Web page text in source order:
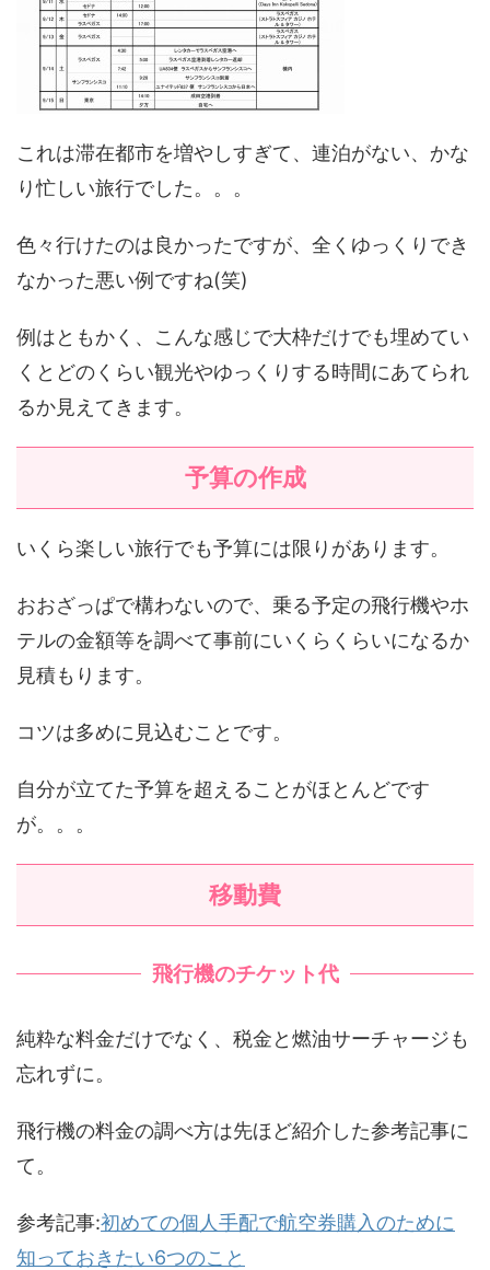
これは滞在都市を増やしすぎて、連泊がない、かな
り忙しい旅行でした。。。
色々行けたのは良かったですが、全くゆっくりでき
なかった悪い例ですね(笑)
例はともかく、こんな感じで大枠だけでも埋めてい
くとどのくらい観光やゆっくりする時間にあてられ
るか見えてきます。
予算の作成
いくら楽しい旅行でも予算には限りがあります。
おおざっぱで構わないので、乗る予定の飛行機やホ
テルの金額等を調べて事前にいくらくらいになるか
見積もります。
コツは多めに見込むことです。
自分が立てた予算を超えることがほとんどです
が。。。
移動費
飛行機のチケット代
純粋な料金だけでなく、税金と燃油サーチャージも
忘れずに。
飛行機の料金の調べ方は先ほど紹介した参考記事に
て。
参考記事:初めての個人手配で航空券購入のために
知っておきたい6つのこと